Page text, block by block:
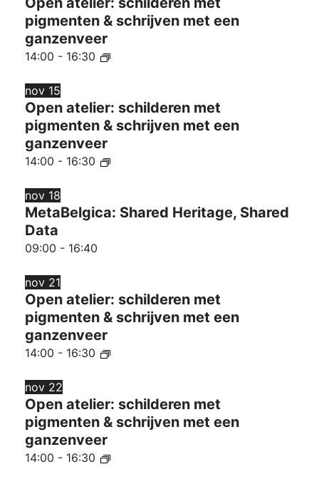
pigmenten & schrijven met een
ganzenveer
14:00 - 16:30
nov 15
Open atelier: schilderen met
pigmenten & schrijven met een
ganzenveer
14:00 - 16:30
nov 18
MetaBelgica: Shared Heritage, Shared
Data
09:00 - 16:40
nov 21
Open atelier: schilderen met
pigmenten & schrijven met een
ganzenveer
14:00 - 16:30
nov 22
Open atelier: schilderen met
pigmenten & schrijven met een
ganzenveer
14:00 - 16:30